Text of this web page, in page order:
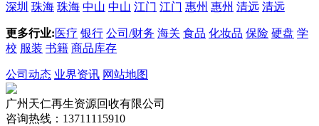
深圳 珠海 珠海 中山 中山 江门 江门 惠州 惠州 清远 清远
更多行业:医疗 银行 公司/财务 海关 食品 化妆品 保险 硬盘 学
校 服装 书籍 商品库存
公司动态 业界资讯 网站地图
广州天仁再生资源回收有限公司
咨询热线：13711115910